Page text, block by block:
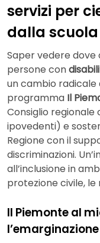
servizi per
dalla
Saper vedere dove
persone con
un cambio radicale
programma Il
Consiglio regionale
ipovedenti) e
Regione con il
discriminazioni.
all’inclusione in
protezione civile,
Il Piemonte al
l’emarginazione